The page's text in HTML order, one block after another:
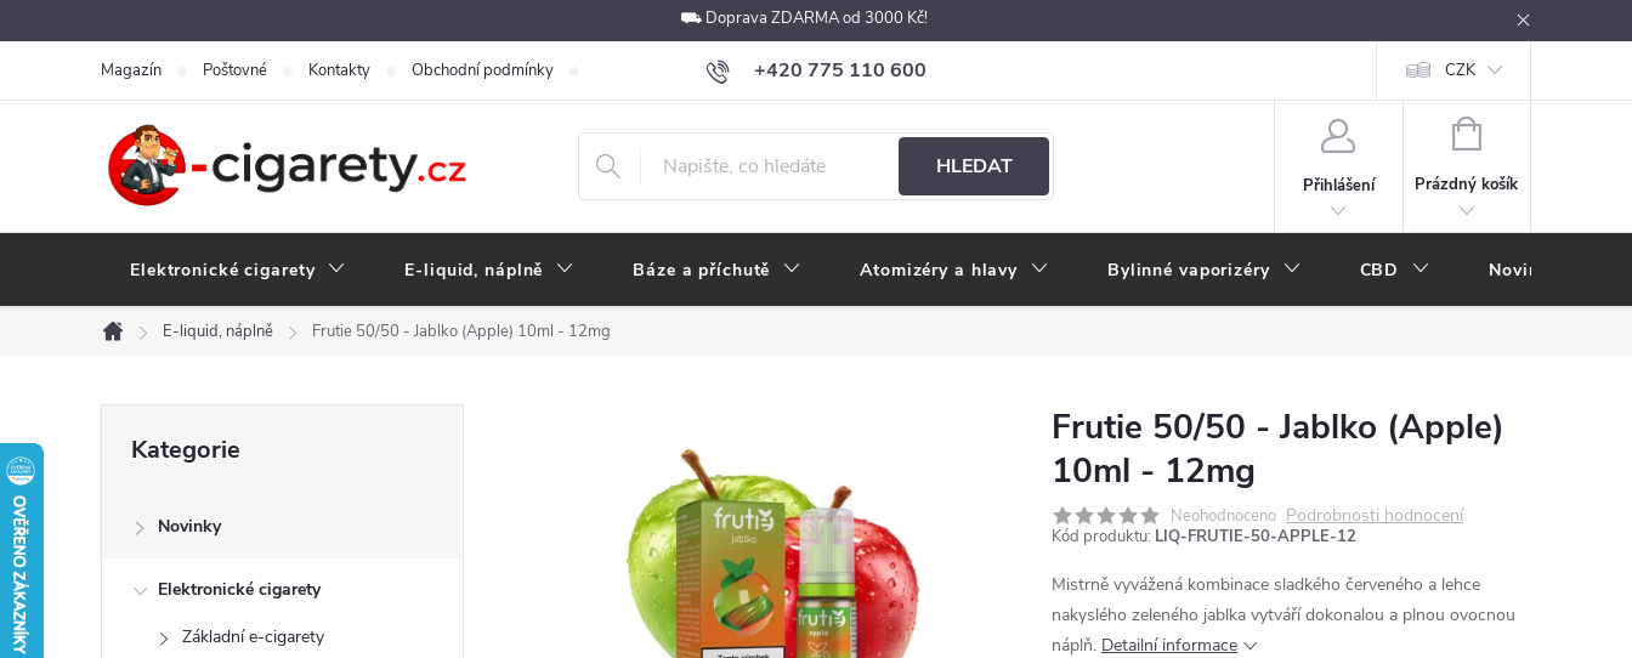
na
⛟ Doprava ZDARMA od 3000 Kč!
+420 775 110 600
obchod@e-cigarety.cz
Magazín Poštovné Kontakty Obchodní podmínky Podmínky ochrany osobních údajů Velkoobchod Vše o e-kouření Nákupní rádce
CZK
HLEDAT
Přihlášení
NÁKUPNÍ
Prázdný košík
Elektronické cigarety E-liquid, náplně Báze a příchutě Atomizéry a hlavy Bylinné vaporizéry CBD Novinky
Domů
E-liquid, náplně Frutie 50/50 - Jablko (Apple) 10ml - 12mg
kategorie
Kategorie
Novinky
Elektronické cigarety
Základní e-cigarety
Frutie 50/50 - Jablko (Apple)
10ml - 12mg
Neohodnoceno Podrobnosti hodnocení
Kód produktu: LIQ-FRUTIE-50-APPLE-12
Mistrně vyvážená kombinace sladkého červeného a lehce
nakyslého zeleného jablka vytváří dokonalou a plnou ovocnou
náplň. Detailní informace